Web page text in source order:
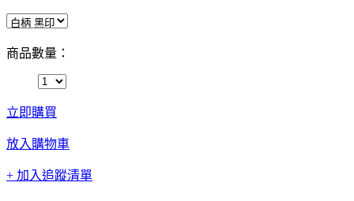
商品數量：
立即購買
放入購物車
+ 加入追蹤清單